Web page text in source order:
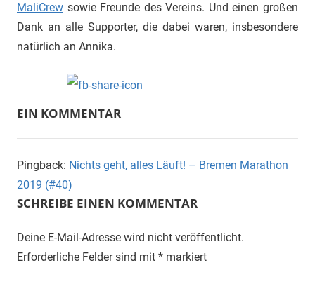
MaliCrew sowie Freunde des Vereins. Und einen großen
Dank an alle Supporter, die dabei waren, insbesondere
natürlich an Annika.
EIN KOMMENTAR
Pingback: Nichts geht, alles Läuft! – Bremen Marathon
2019 (#40)
SCHREIBE EINEN KOMMENTAR
Deine E-Mail-Adresse wird nicht veröffentlicht.
Erforderliche Felder sind mit * markiert